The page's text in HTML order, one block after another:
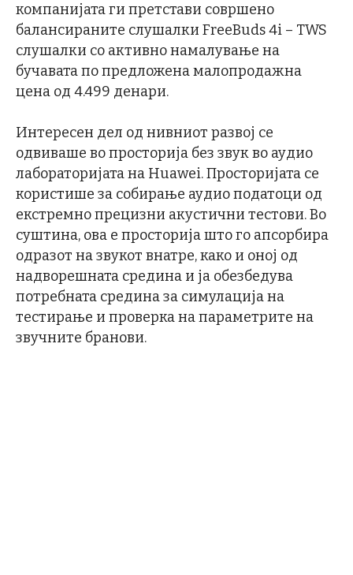
компанијата ги претстави совршено
балансираните слушалки FreeBuds 4i – TWS
слушалки со активно намалување на
бучавата по предложена малопродажна
цена од 4.499 денари.
Интересен дел од нивниот развој се
одвиваше во просторија без звук во аудио
лабораторијата на Huawei. Просторијата се
користише за собирање аудио податоци од
екстремно прецизни акустични тестови. Во
суштина, ова е просторија што го апсорбира
одразот на звукот внатре, како и оној од
надворешната средина и ја обезбедува
потребната средина за симулација на
тестирање и проверка на параметрите на
звучните бранови.